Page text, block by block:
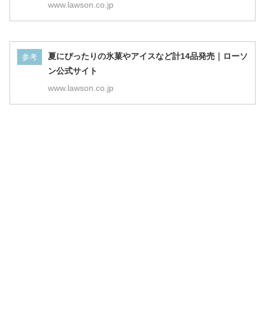
www.lawson.co.jp
参考
夏にぴったりの氷菓やアイスなど計14品発売｜ローソ
ン公式サイト
www.lawson.co.jp